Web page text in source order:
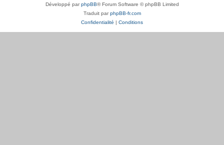
Développé parphpBB® Forum Software © phpBB Limited
Traduit parphpBB-fr.com
Confidentialité
Conditions